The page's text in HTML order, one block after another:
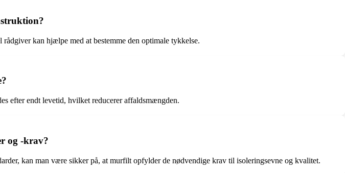
kan hjælpe med at bestemme den optimale tykkelse.
efter endt levetid, hvilket reducerer affaldsmængden.
og -krav?
kan man være sikker på, at murfilt opfylder de nødvendige krav til isoleringsevne og kvalitet.